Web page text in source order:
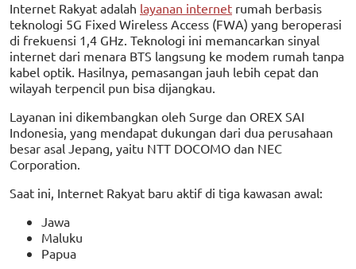
Internet Rakyat adalah layanan internet rumah berbasis
teknologi 5G Fixed Wireless Access (FWA) yang beroperasi
di frekuensi 1,4 GHz. Teknologi ini memancarkan sinyal
internet dari menara BTS langsung ke modem rumah tanpa
kabel optik. Hasilnya, pemasangan jauh lebih cepat dan
wilayah terpencil pun bisa dijangkau.
Layanan ini dikembangkan oleh Surge dan OREX SAI
Indonesia, yang mendapat dukungan dari dua perusahaan
besar asal Jepang, yaitu NTT DOCOMO dan NEC
Corporation.
Saat ini, Internet Rakyat baru aktif di tiga kawasan awal:
Jawa
Maluku
Papua